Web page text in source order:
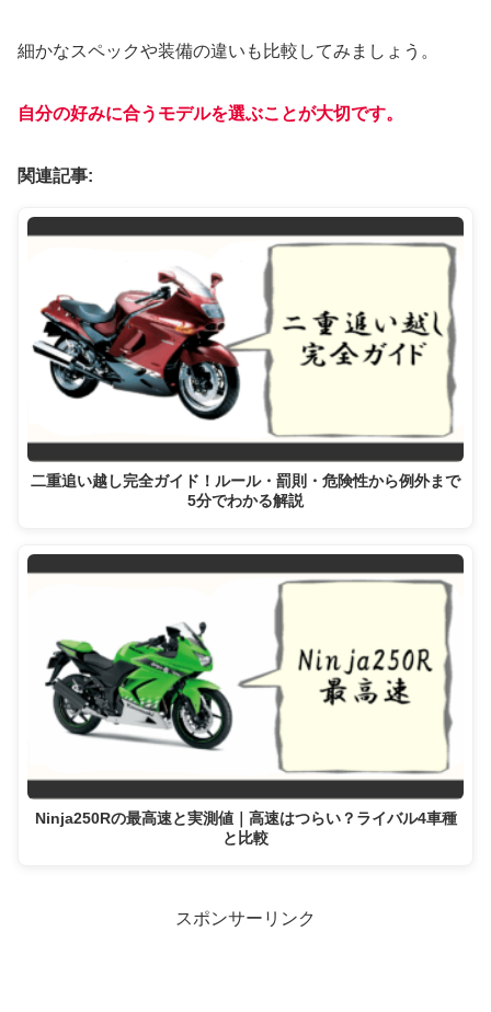
細かなスペックや装備の違いも比較してみましょう。
自分の好みに合うモデルを選ぶことが大切です。
関連記事:
二重追い越し完全ガイド！ルール・罰則・危険性から例外まで
5分でわかる解説
Ninja250Rの最高速と実測値｜高速はつらい？ライバル4車種
と比較
スポンサーリンク